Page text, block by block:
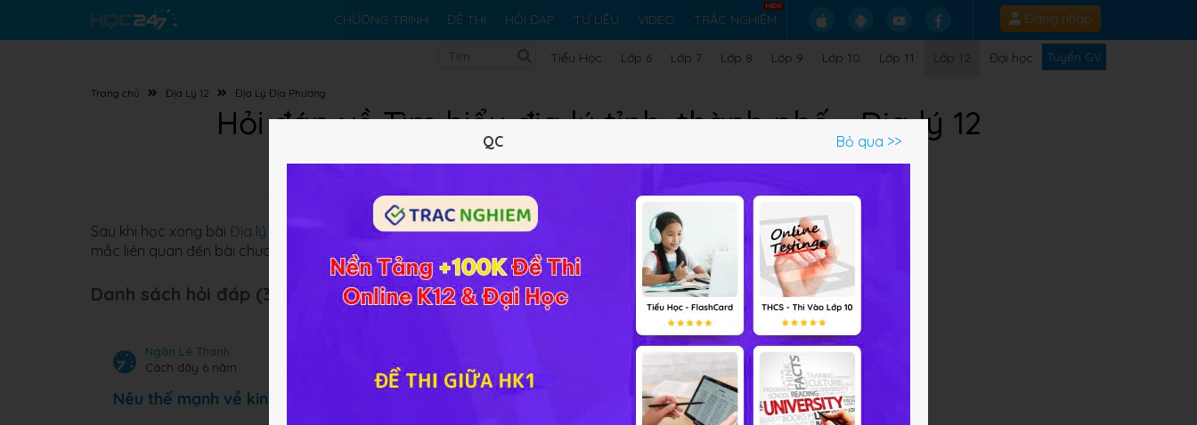
CHƯƠNG TRÌNH ĐỀ THI HỎI ĐÁP TƯ LIỆU VIDEO TRẮC NGHIỆM Đăng nhập
Tiểu Học Lớp 6 Lớp 7 Lớp 8 Lớp 9 Lớp 10 Lớp 11 Lớp 12 Đại học Tuyển GV
Trang chủ Địa Lý 12 Địa Lý Địa Phương
Hỏi đáp về Tìm hiểu địa lý tỉnh, thành phố - Địa lý 12
Sau khi học xong bài Địa lý 12 Bài 44,45 Tìm hiểu địa lý tỉnh, thành phố
nếu các em có những khó khăn, thắc
mắc liên quan đến bài chưa thể giải quyết thì các em có thể đặt câu hỏi để được giải đáp thắc mắc.
Danh sách hỏi đáp (3 câu):
Ngân Lê Thanh
Cách đây 6 năm
Nêu thế mạnh về kinh tế của Đà Nẵng?
QC Bỏ qua >>